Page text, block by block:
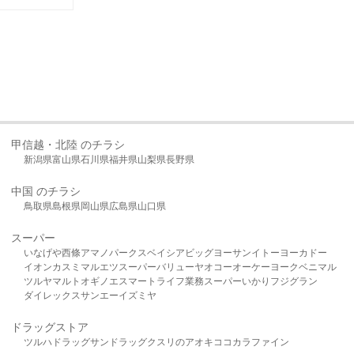
甲信越・北陸 のチラシ
新潟県富山県石川県福井県山梨県長野県
中国 のチラシ
鳥取県島根県岡山県広島県山口県
スーパー
いなげや西條アマノパークスベイシア ビッグヨーサンイトーヨーカドー
イオンカスミ マルエツスーパーバリューヤオコーオーケー ヨークベニマル
ツルヤマルト オギノ エスマート ライフ業務スーパーいかり フジグラン
ダイレックスサンエーイズミヤ
ドラッグストア
ツルハドラッグサンドラッグクスリのアオキ ココカラファイン